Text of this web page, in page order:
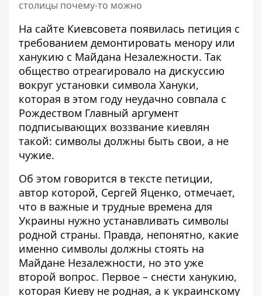
столицы почему-то можно
На сайте Киевсовета появилась петиция с
требованием демонтировать менору или
ханукию с Майдана Незалежности. Так
общество отреагировало на дискуссию
вокруг установки символа Хануки,
которая в этом году неудачно совпала с
Рождеством Главный аргумент
подписывающих воззвание киевлян
такой: символы должны быть свои, а не
чужие.
Об этом говорится в тексте петиции,
автор которой, Сергей Яценко, отмечает,
что в важные и трудные времена для
Украины нужно устанавливать символы
родной страны. Правда, непонятно, какие
именно символы должны стоять на
Майдане Незалежности, но это уже
второй вопрос. Первое – снести ханукию,
которая Киеву не родная, а к украинскому